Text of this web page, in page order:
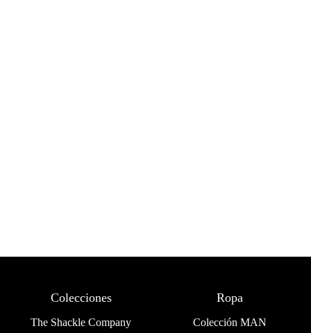
Colecciones
The Shackle Company
Ropa
Colección MAN